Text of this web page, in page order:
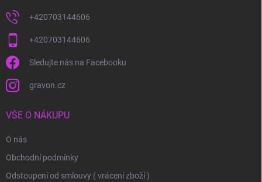
+420703144606
+420703144606
Sledujte nás na Facebooku
gravon.cz
VŠE O NÁKUPU
O nás
Obchodní podmínky
Odstoupení od smlouvy ( vrácení zboží )